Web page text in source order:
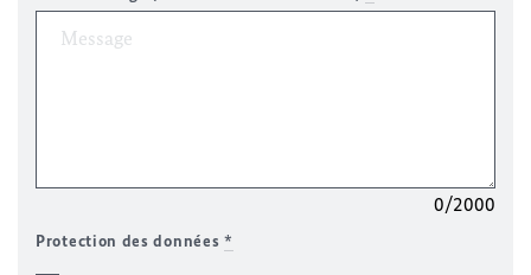
0/2000
Protection des données*